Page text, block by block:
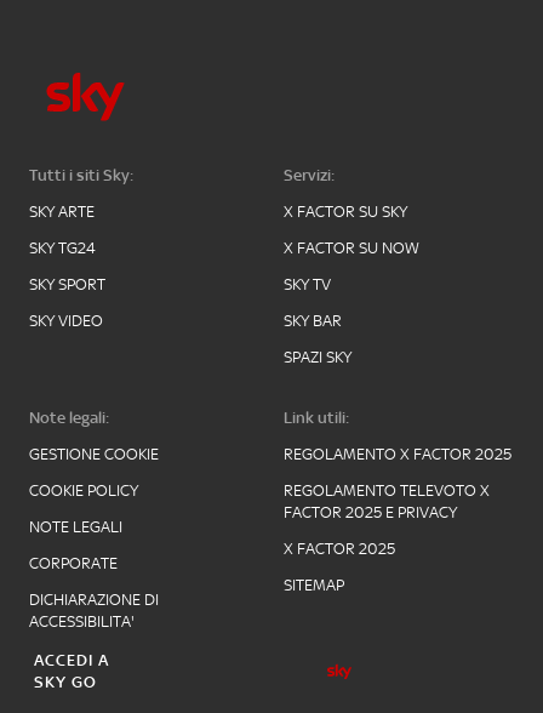
Tutti i siti Sky:
SKY ARTE
SKY TG24
SKY SPORT
SKY VIDEO
Servizi:
X FACTOR SU SKY
X FACTOR SU NOW
SKY TV
SKY BAR
SPAZI SKY
Note legali:
GESTIONE COOKIE
COOKIE POLICY
NOTE LEGALI
CORPORATE
DICHIARAZIONE DI
ACCESSIBILITA'
Link utili:
REGOLAMENTO X FACTOR 2025
REGOLAMENTO TELEVOTO X
FACTOR 2025 E PRIVACY
X FACTOR 2025
SITEMAP
ACCEDI A
SKY GO